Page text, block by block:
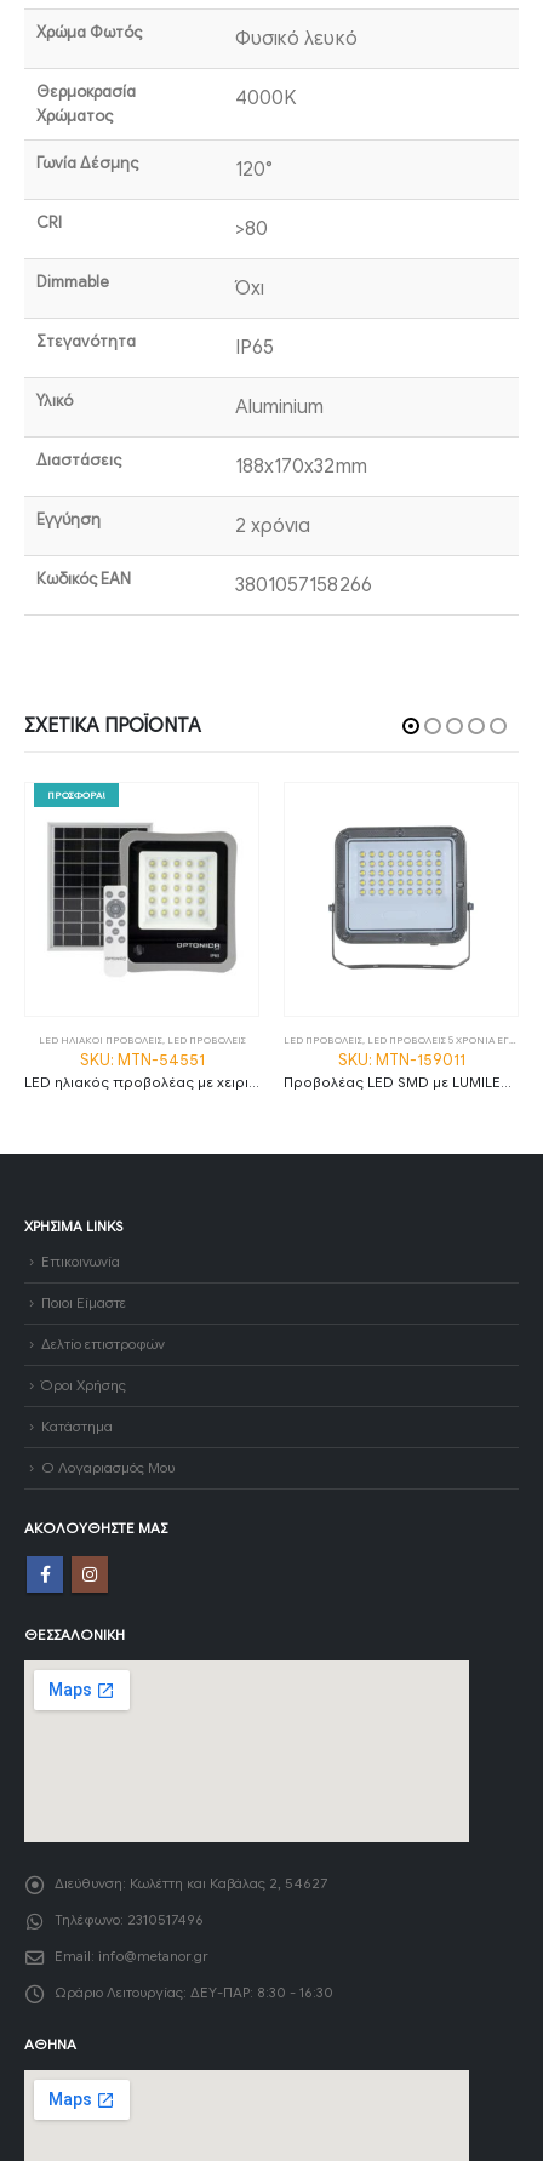
Χρώμα Φωτός Φυσικό λευκό
Θερμοκρασία
Χρώματος
4000K
Γωνία Δέσμης 120°
CRI >80
Dimmable Όχι
Στεγανότητα IP65
Υλικό Aluminium
Διαστάσεις 188x170x32mm
Εγγύηση 2 χρόνια
Κωδικός EAN 3801057158266
ΣΧΕΤΙΚΆ ΠΡΟΪΌΝΤΑ
ΠΡΟΣΦΟΡΑ!
LED ΗΛΙΑΚΟΙ ΠΡΟΒΟΛΕΙΣ, LED ΠΡΟΒΟΛΕΙΣ
SKU: MTN-54551
LED ΠΡΟΒΟΛΕΙΣ LED ΠΡΟΒΟΛΕΙΣ 5 ΧΡΟΝΙΑ ΕΓΓΥΗΣΗ
SKU: MTN-159011
ΧΡΉΣΙΜΑ LINKS
Επικοινωνία
Ποιοι Είμαστε
Δελτίο επιστροφών
Όροι Χρήσης
Κατάστημα
Ο Λογαριασμός Μου
ΑΚΟΛΟΥΘΉΣΤΕ ΜΑΣ
ΘΕΣΣΑΛΟΝΊΚΗ
Διεύθυνση: Κωλέττη και Καβάλας 2, 54627
Τηλέφωνο: 2310517496
Email: info@metanor.gr
Ωράριο Λειτουργίας: ΔΕΥ-ΠΑΡ: 8:30 - 16:30
ΑΘΉΝΑ